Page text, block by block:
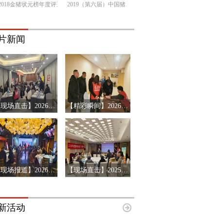
金猪状元榜年度评选 2019（第六届）中国猪产业链市场风险预警年会
新闻
【现场直击】2026第十三届猪产业链风险预警年会第三站-辽宁沈阳 【精彩瞬间】2026第十三届猪产业链风险预警年会济南站
【现场报道】2026第十三届中国猪产业链风险预警年会首站-河南郑州 【现场直击】2025下半年搜猪会员见面会-河北唐山站
活动